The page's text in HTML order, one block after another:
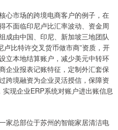
市场的跨境电商客户的例子，在
不面临印尼卢比汇率波动、资金周
成由中国、印尼、新加坡三地团队
比特许交叉货币做市商”资质，开
立本地结算账户，减少美元中转环
企业报表记账特征，定制外汇套保
跨境融资为企业灵活授信，保障资
现企业ERP系统对账户进出账信息
总部位于苏州的智能家居清洁电